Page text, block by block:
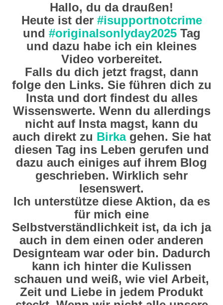
Hallo, du da draußen!
Heute ist der #isupportnotcrime
und #originalsonlyday2025Tag
und dazu habe ich ein kleines
Video vorbereitet.
Falls du dich jetzt fragst, dann
folge den Links. Sie führen dich zu
Insta und dort findest du alles
Wissenswerte. Wenn du allerdings
nicht auf Insta magst, kann du
auch direkt zu Birkagehen. Sie hat
diesen Tag ins Leben gerufen und
dazu auch einiges auf ihrem Blog
geschrieben. Wirklich sehr
lesenswert.
Ich unterstütze diese Aktion, da es
für mich eine
Selbstverständlichkeit ist, da ich ja
auch in dem einen oder anderen
Designteam war oder bin. Dadurch
kann ich hinter die Kulissen
schauen und weiß, wie viel Arbeit,
Zeit und Liebe in jedem Produkt